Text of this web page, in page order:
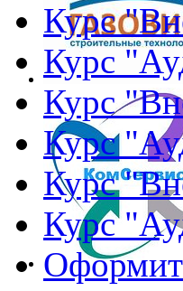
Курс
Курс
Курс
Курс
Курс
Курс